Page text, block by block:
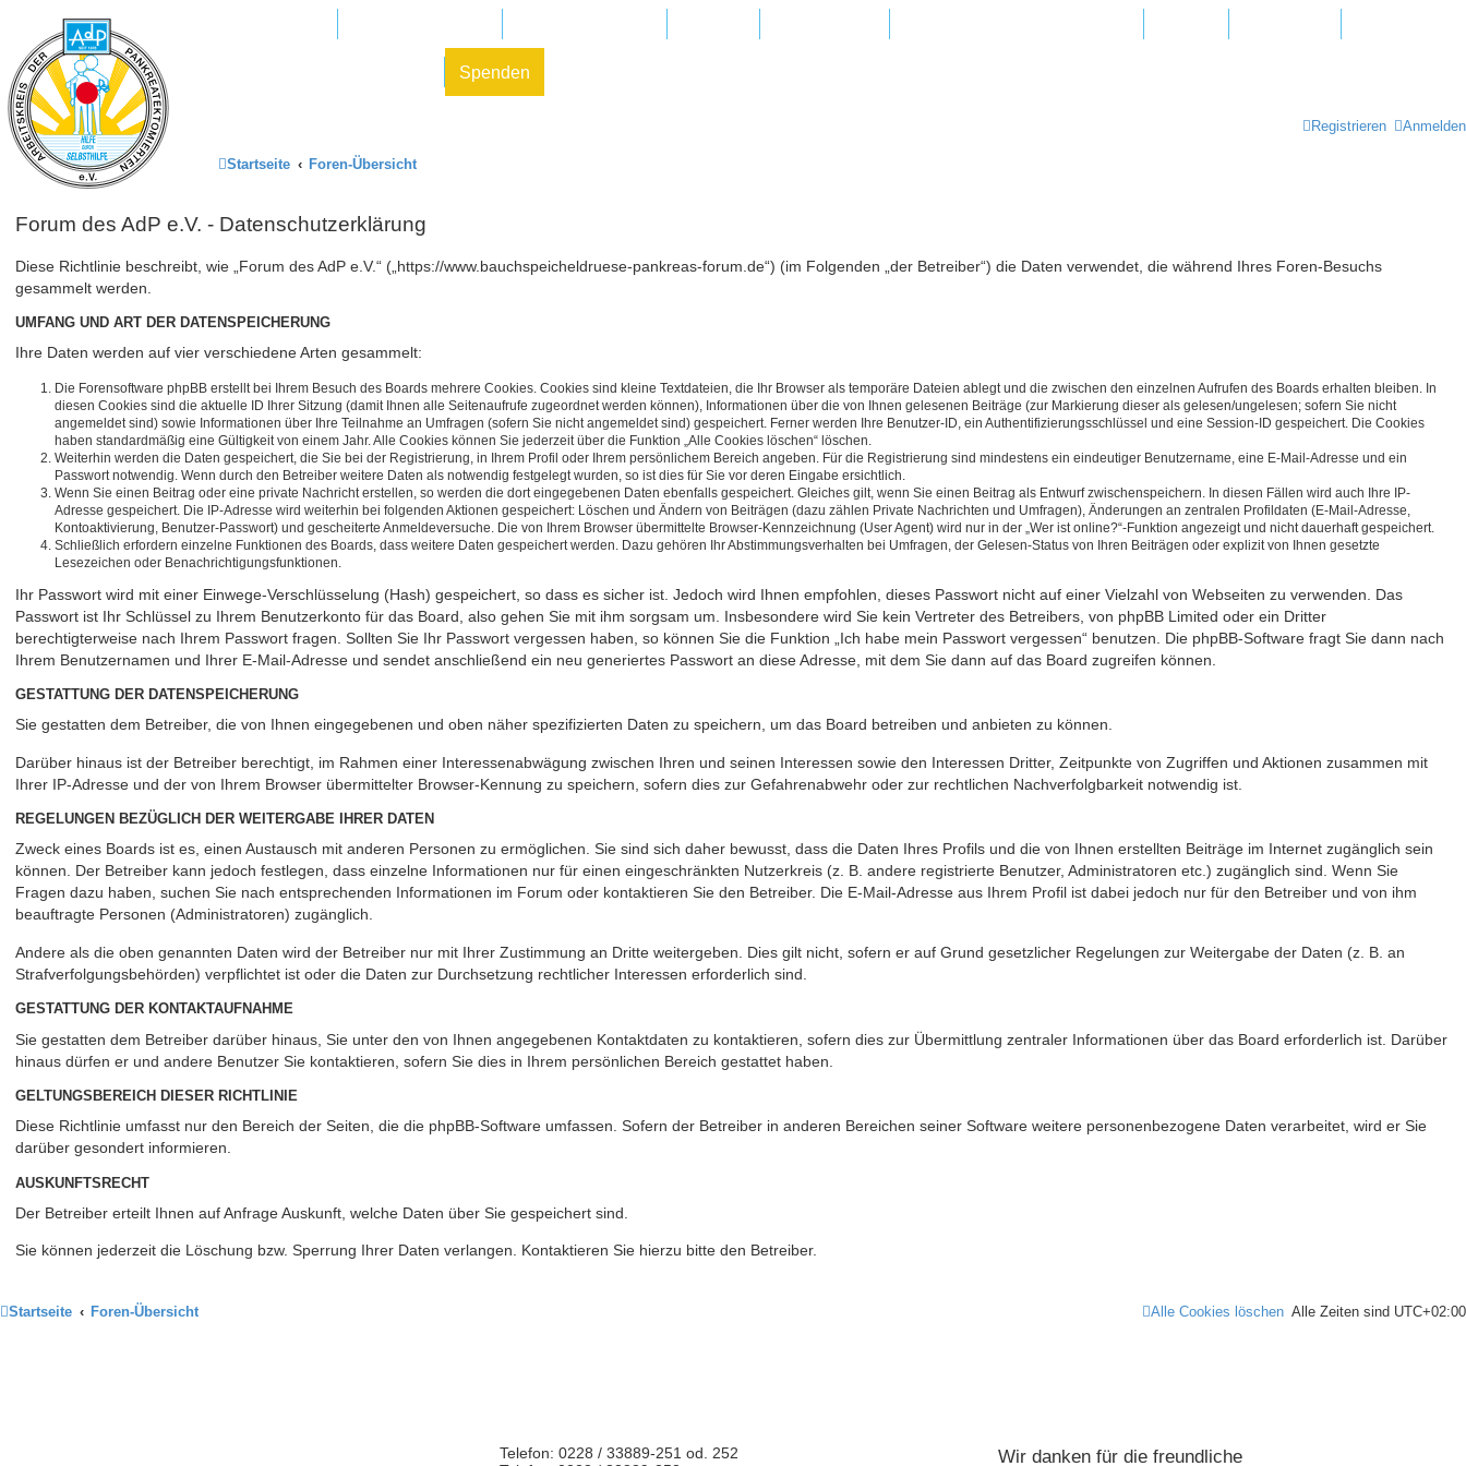
Spenden
Anmelden
Registrieren
Startseite Foren-Übersicht
Forum des AdP e.V. - Datenschutzerklärung
Diese Richtlinie beschreibt, wie „Forum des AdP e.V.“ („https://www.bauchspeicheldruese-pankreas-forum.de“) (im Folgenden „der Betreiber“) die Daten verwendet, die während Ihres Foren-Besuchs
gesammelt werden.
UMFANG UND ART DER DATENSPEICHERUNG
Ihre Daten werden auf vier verschiedene Arten gesammelt:
Die Forensoftware phpBB erstellt bei Ihrem Besuch des Boards mehrere Cookies. Cookies sind kleine Textdateien, die Ihr Browser als temporäre Dateien ablegt und die zwischen den einzelnen Aufrufen des Boards erhalten bleiben. In
diesen Cookies sind die aktuelle ID Ihrer Sitzung (damit Ihnen alle Seitenaufrufe zugeordnet werden können), Informationen über die von Ihnen gelesenen Beiträge (zur Markierung dieser als gelesen/ungelesen; sofern Sie nicht
angemeldet sind) sowie Informationen über Ihre Teilnahme an Umfragen (sofern Sie nicht angemeldet sind) gespeichert. Ferner werden Ihre Benutzer-ID, ein Authentifizierungsschlüssel und eine Session-ID gespeichert. Die Cookies
haben standardmäßig eine Gültigkeit von einem Jahr. Alle Cookies können Sie jederzeit über die Funktion „Alle Cookies löschen“ löschen.
Weiterhin werden die Daten gespeichert, die Sie bei der Registrierung, in Ihrem Profil oder Ihrem persönlichem Bereich angeben. Für die Registrierung sind mindestens ein eindeutiger Benutzername, eine E-Mail-Adresse und ein
Passwort notwendig. Wenn durch den Betreiber weitere Daten als notwendig festgelegt wurden, so ist dies für Sie vor deren Eingabe ersichtlich.
Wenn Sie einen Beitrag oder eine private Nachricht erstellen, so werden die dort eingegebenen Daten ebenfalls gespeichert. Gleiches gilt, wenn Sie einen Beitrag als Entwurf zwischenspeichern. In diesen Fällen wird auch Ihre IP-
Adresse gespeichert. Die IP-Adresse wird weiterhin bei folgenden Aktionen gespeichert: Löschen und Ändern von Beiträgen (dazu zählen Private Nachrichten und Umfragen), Änderungen an zentralen Profildaten (E-Mail-Adresse,
Kontoaktivierung, Benutzer-Passwort) und gescheiterte Anmeldeversuche. Die von Ihrem Browser übermittelte Browser-Kennzeichnung (User Agent) wird nur in der „Wer ist online?“-Funktion angezeigt und nicht dauerhaft gespeichert.
Schließlich erfordern einzelne Funktionen des Boards, dass weitere Daten gespeichert werden. Dazu gehören Ihr Abstimmungsverhalten bei Umfragen, der Gelesen-Status von Ihren Beiträgen oder explizit von Ihnen gesetzte
Lesezeichen oder Benachrichtigungsfunktionen.
Ihr Passwort wird mit einer Einwege-Verschlüsselung (Hash) gespeichert, so dass es sicher ist. Jedoch wird Ihnen empfohlen, dieses Passwort nicht auf einer Vielzahl von Webseiten zu verwenden. Das
Passwort ist Ihr Schlüssel zu Ihrem Benutzerkonto für das Board, also gehen Sie mit ihm sorgsam um. Insbesondere wird Sie kein Vertreter des Betreibers, von phpBB Limited oder ein Dritter
berechtigterweise nach Ihrem Passwort fragen. Sollten Sie Ihr Passwort vergessen haben, so können Sie die Funktion „Ich habe mein Passwort vergessen“ benutzen. Die phpBB-Software fragt Sie dann nach
Ihrem Benutzernamen und Ihrer E-Mail-Adresse und sendet anschließend ein neu generiertes Passwort an diese Adresse, mit dem Sie dann auf das Board zugreifen können.
GESTATTUNG DER DATENSPEICHERUNG
Sie gestatten dem Betreiber, die von Ihnen eingegebenen und oben näher spezifizierten Daten zu speichern, um das Board betreiben und anbieten zu können.
Darüber hinaus ist der Betreiber berechtigt, im Rahmen einer Interessenabwägung zwischen Ihren und seinen Interessen sowie den Interessen Dritter, Zeitpunkte von Zugriffen und Aktionen zusammen mit
Ihrer IP-Adresse und der von Ihrem Browser übermittelter Browser-Kennung zu speichern, sofern dies zur Gefahrenabwehr oder zur rechtlichen Nachverfolgbarkeit notwendig ist.
REGELUNGEN BEZÜGLICH DER WEITERGABE IHRER DATEN
Zweck eines Boards ist es, einen Austausch mit anderen Personen zu ermöglichen. Sie sind sich daher bewusst, dass die Daten Ihres Profils und die von Ihnen erstellten Beiträge im Internet zugänglich sein
können. Der Betreiber kann jedoch festlegen, dass einzelne Informationen nur für einen eingeschränkten Nutzerkreis (z. B. andere registrierte Benutzer, Administratoren etc.) zugänglich sind. Wenn Sie
Fragen dazu haben, suchen Sie nach entsprechenden Informationen im Forum oder kontaktieren Sie den Betreiber. Die E-Mail-Adresse aus Ihrem Profil ist dabei jedoch nur für den Betreiber und von ihm
beauftragte Personen (Administratoren) zugänglich.
Andere als die oben genannten Daten wird der Betreiber nur mit Ihrer Zustimmung an Dritte weitergeben. Dies gilt nicht, sofern er auf Grund gesetzlicher Regelungen zur Weitergabe der Daten (z. B. an
Strafverfolgungsbehörden) verpflichtet ist oder die Daten zur Durchsetzung rechtlicher Interessen erforderlich sind.
GESTATTUNG DER KONTAKTAUFNAHME
Sie gestatten dem Betreiber darüber hinaus, Sie unter den von Ihnen angegebenen Kontaktdaten zu kontaktieren, sofern dies zur Übermittlung zentraler Informationen über das Board erforderlich ist. Darüber
hinaus dürfen er und andere Benutzer Sie kontaktieren, sofern Sie dies in Ihrem persönlichen Bereich gestattet haben.
GELTUNGSBEREICH DIESER RICHTLINIE
Diese Richtlinie umfasst nur den Bereich der Seiten, die die phpBB-Software umfassen. Sofern der Betreiber in anderen Bereichen seiner Software weitere personenbezogene Daten verarbeitet, wird er Sie
darüber gesondert informieren.
AUSKUNFTSRECHT
Der Betreiber erteilt Ihnen auf Anfrage Auskunft, welche Daten über Sie gespeichert sind.
Sie können jederzeit die Löschung bzw. Sperrung Ihrer Daten verlangen. Kontaktieren Sie hierzu bitte den Betreiber.
Startseite Foren-Übersicht Alle Zeiten sind UTC+02:00
Alle Cookies löschen
Telefon: 0228 / 33889-251 od. 252
Wir danken für die freundliche